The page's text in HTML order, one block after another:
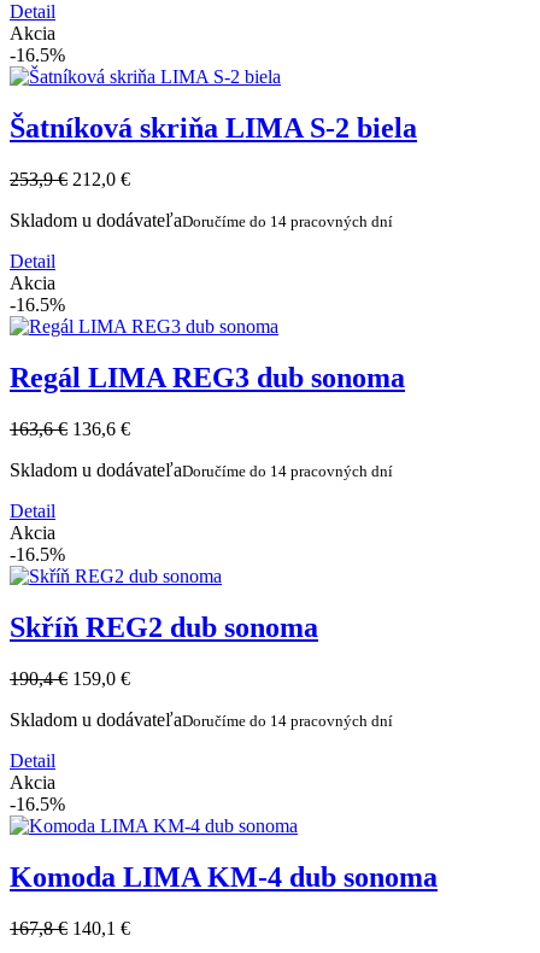
Detail
Akcia
-16.5%
Šatníková skriňa LIMA S-2 biela
253,9 € 212,0 €
Skladom u dodávateľaDoručíme do 14 pracovných dní
Detail
Akcia
-16.5%
Regál LIMA REG3 dub sonoma
163,6 € 136,6 €
Skladom u dodávateľaDoručíme do 14 pracovných dní
Detail
Akcia
-16.5%
Skříň REG2 dub sonoma
190,4 € 159,0 €
Skladom u dodávateľaDoručíme do 14 pracovných dní
Detail
Akcia
-16.5%
Komoda LIMA KM-4 dub sonoma
167,8 € 140,1 €